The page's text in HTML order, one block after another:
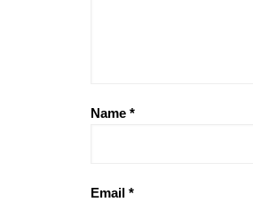
Name *
Email *